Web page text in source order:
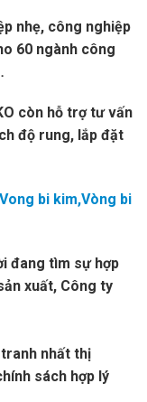
nhẹ, công nghiệp
60 ngành công
còn hỗ trợ tư vấn
độ rung, lắp đặt
bi kim,Vòng bi
đang tìm sự hợp
xuất, Công ty
nhất thị
sách hợp lý